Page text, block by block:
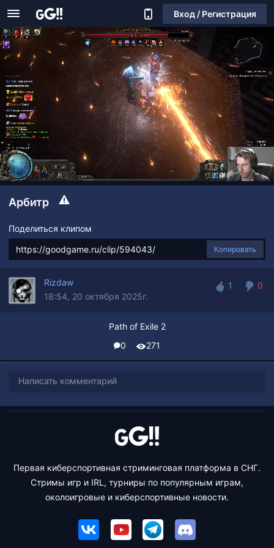
Вход / Регистрация
Арбитр
Поделиться клипом
Копировать
Rizdaw
18:54, 20 октября 2025г.
1
0
Path of Exile 2
0
271
Написать комментарий
Первая киберспортивная стриминговая платформа в СНГ.
Стримы игр и IRL, турниры по популярным играм,
околоигровые и киберспортивные новости.